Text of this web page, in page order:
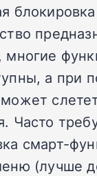
а при
Часто
смарт-
(лучше